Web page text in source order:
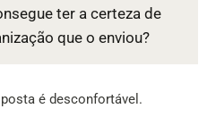
ter a certeza de
que o enviou?
é desconfortável.